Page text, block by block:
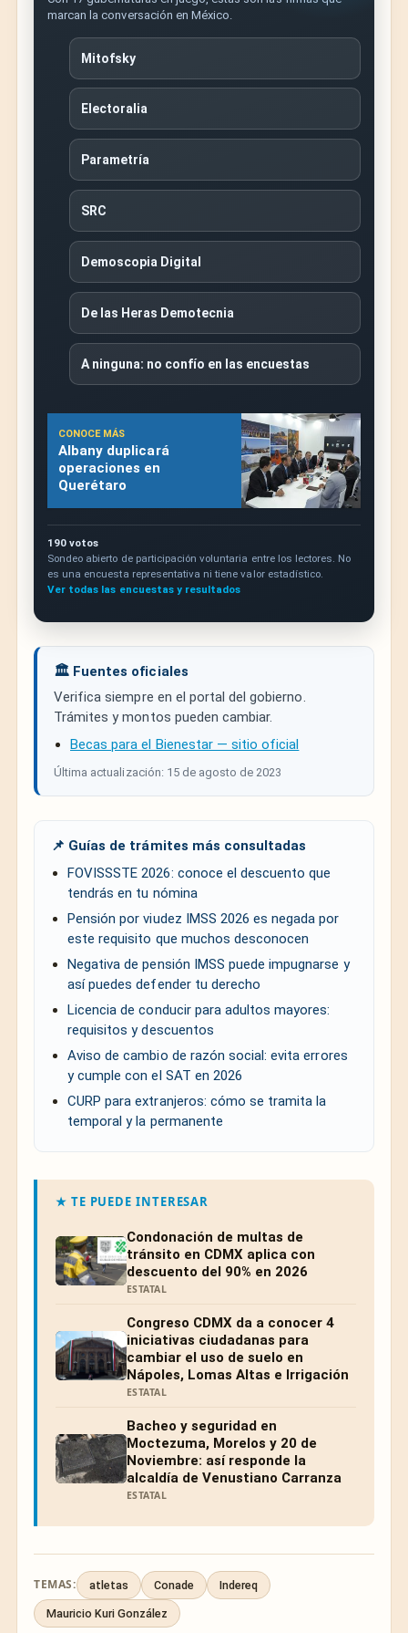
marcan la conversación en México.
Mitofsky
Electoralia
Parametría
SRC
Demoscopia Digital
De las Heras Demotecnia
A ninguna: no confío en las encuestas
CONOCE MÁS
Albany duplicará
operaciones en
Querétaro
190 votos
Sondeo abierto de participación voluntaria entre los lectores. No
es una encuesta representativa ni tiene valor estadístico.
Ver todas las encuestas y resultados
🏛️ Fuentes oficiales
Verifica siempre en el portal del gobierno.
Trámites y montos pueden cambiar.
Becas para el Bienestar — sitio oficial
Última actualización: 15 de agosto de 2023
📌 Guías de trámites más consultadas
FOVISSSTE 2026: conoce el descuento que
tendrás en tu nómina
Pensión por viudez IMSS 2026 es negada por
este requisito que muchos desconocen
Negativa de pensión IMSS puede impugnarse y
así puedes defender tu derecho
Licencia de conducir para adultos mayores:
requisitos y descuentos
Aviso de cambio de razón social: evita errores
y cumple con el SAT en 2026
CURP para extranjeros: cómo se tramita la
temporal y la permanente
★ TE PUEDE INTERESAR
Condonación de multas de
tránsito en CDMX aplica con
descuento del 90% en 2026
ESTATAL
Congreso CDMX da a conocer 4
iniciativas ciudadanas para
cambiar el uso de suelo en
Nápoles, Lomas Altas e Irrigación
ESTATAL
Bacheo y seguridad en
Moctezuma, Morelos y 20 de
Noviembre: así responde la
alcaldía de Venustiano Carranza
ESTATAL
TEMAS: atletas Conade Indereq
Mauricio Kuri González